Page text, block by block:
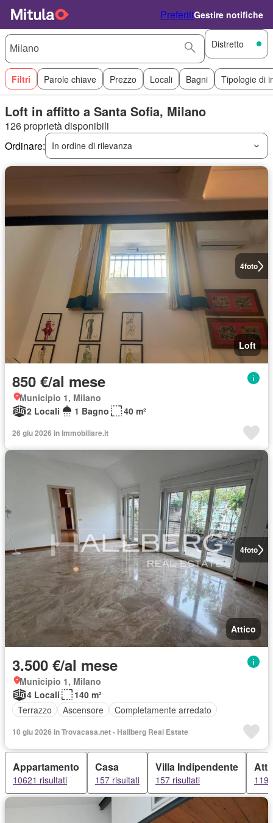
PreferitiGestire notifiche
Distretto
Filtri Parole chiave Prezzo Locali Bagni Tipologie di
Loft in affitto a Santa Sofia, Milano
126 proprietà disponibili
Ordinare:
In ordine di rilevanza
4foto
Loft
850 €/al mese
Municipio 1, Milano
2 Locali
1 Bagno 40 m²
26 giu 2026 in Immobiliare.it
4foto
Attico
3.500 €/al mese
Municipio 1, Milano
4 Locali
140 m²
Terrazzo
Ascensore Completamente arredato
10 giu 2026 in Trovacasa.net - Hallberg Real Estate
Appartamento
10621 risultati
Casa
157 risultati
Villa Indipendente
157 risultati 119